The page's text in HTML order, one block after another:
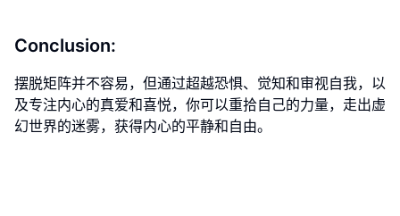
Conclusion:
摆脱矩阵并不容易，但通过超越恐惧、觉知和审视自我，以
及专注内心的真爱和喜悦，你可以重拾自己的力量，走出虚
幻世界的迷雾，获得内心的平静和自由。